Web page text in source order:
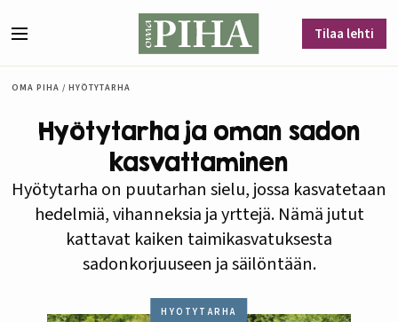
Tilaa lehti
OMA PIHA / HYÖTYTARHA
Hyötytarha ja oman sadon
kasvattaminen
Hyötytarha on puutarhan sielu, jossa kasvatetaan
hedelmiä, vihanneksia ja yrttejä. Nämä jutut
kattavat kaiken taimikasvatuksesta
sadonkorjuuseen ja säilöntään.
HYÖTYTARHA